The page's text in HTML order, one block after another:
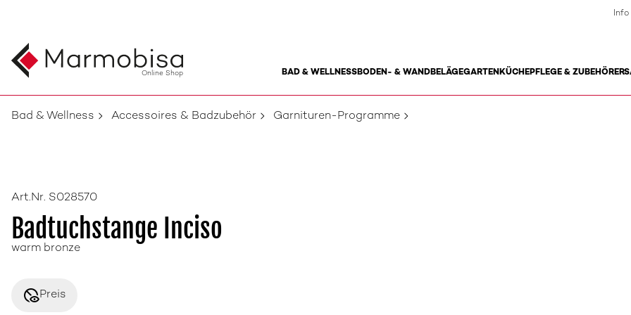
Online Shop BAD & WELLNESSBODEN- & WANDBELÄGEGARTENKÜCHEPFLEGE & ZUBEHÖR
Info
Bad & Wellness Accessoires & Badzubehör Garnituren-Programme
Art.Nr. S028570
Badtuchstange Inciso
warm bronze
disabled_visiblePreis